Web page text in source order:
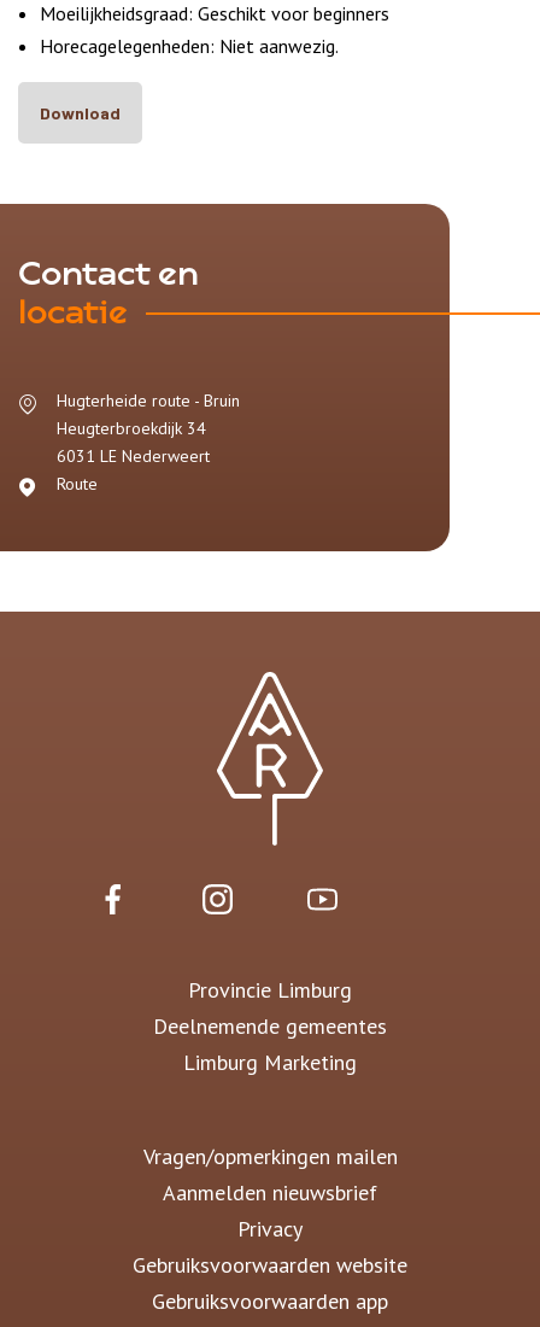
Moeilijkheidsgraad: Geschikt voor beginners
Horecagelegenheden: Niet aanwezig.
Download
Contact en
locatie
Hugterheide route - Bruin
Heugterbroekdijk 34
6031 LE Nederweert
Route
Provincie Limburg
Deelnemende gemeentes
Limburg Marketing
Vragen/opmerkingen mailen
Aanmelden nieuwsbrief
Privacy
Gebruiksvoorwaarden website
Gebruiksvoorwaarden app